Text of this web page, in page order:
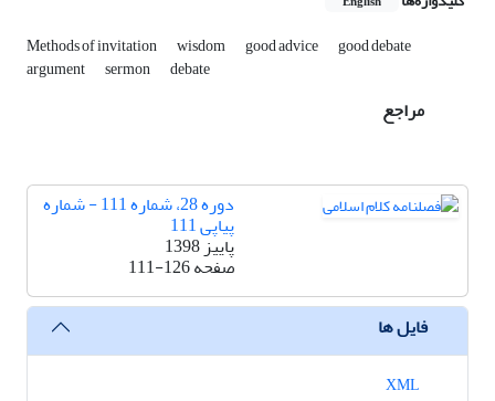
Methods of invitation wisdom good advice good debate
argument sermon debate
مراجع
دوره 28، شماره 111 - شماره
پیاپی 111
پاییز 1398
صفحه111-126
فایل ها